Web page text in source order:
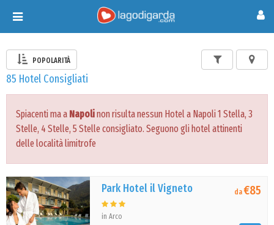
Toggle
navigation
POPOLARITÀ
85 Hotel Consigliati
Spiacenti ma a Napolinon risulta nessun Hotel a Napoli 1 Stella, 3
Stelle, 4 Stelle, 5 Stelle consigliato. Seguono gli hotel attinenti
delle località limitrofe
Park Hotel il Vigneto
in Arco
da€85